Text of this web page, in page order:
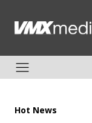
Hot News